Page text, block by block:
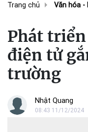
Trang chủ Văn hóa
Phát
điện tử
trường
Nhật Quang
08:43 11/12/2024